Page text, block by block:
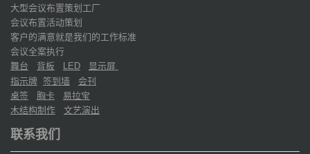
大型会议布置策划工厂
会议布置活动策划
客户的满意就是我们的工作标准
会议全案执行
舞台
背板 LED
显示屏
指示牌 签到墙
会刊
桌签
胸卡
易拉宝
木结构制作
文艺演出
联系我们